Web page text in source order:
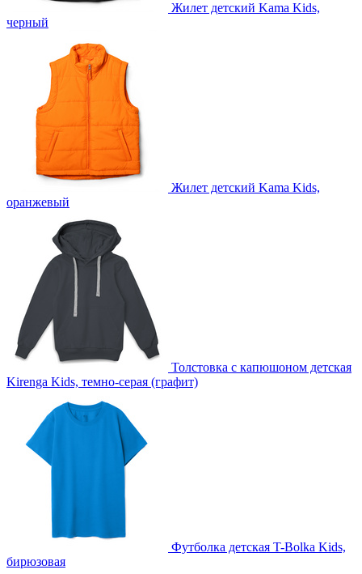
Жилет детский Kama Kids,
черный
Жилет детский Kama Kids,
оранжевый
Толстовка с капюшоном детская
Kirenga Kids, темно-серая (графит)
Футболка детская T-Bolka Kids,
бирюзовая